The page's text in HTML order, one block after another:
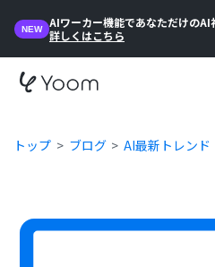
NEW
AIワーカー機能であなただけのAI
詳しくはこちら
トップ ブログ AI最新トレンド